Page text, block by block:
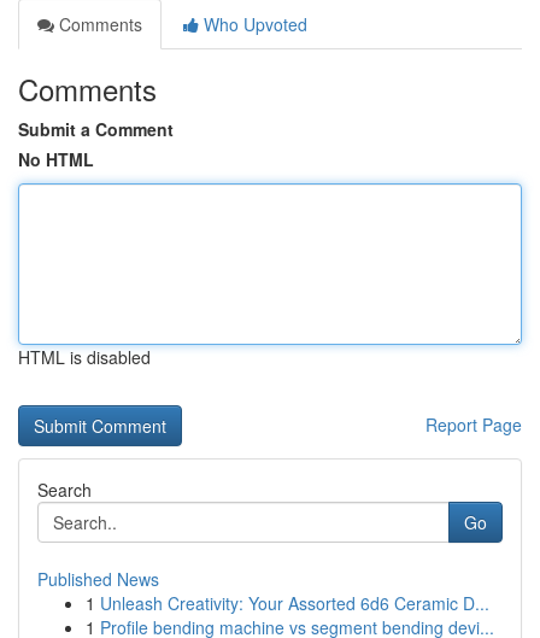
Comments
Who Upvoted
Comments
Submit a Comment
No HTML
HTML is disabled
Report Page
Search
Go
Published News
1 Unleash Creativity: Your Assorted 6d6 Ceramic D...
1 Profile bending machine vs segment bending devi...